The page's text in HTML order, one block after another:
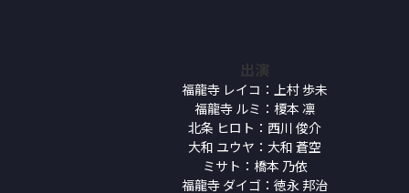
出演
福龍寺 レイコ：上村 歩未
福龍寺 ルミ：榎本 凛
北条 ヒロト：西川 俊介
大和 ユウヤ：大和 蒼空
ミサト：橋本 乃依
福龍寺 ダイゴ：徳永 邦治